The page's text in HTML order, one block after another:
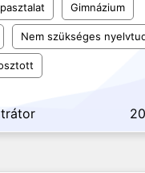
Gimnázium
Nem szükséges